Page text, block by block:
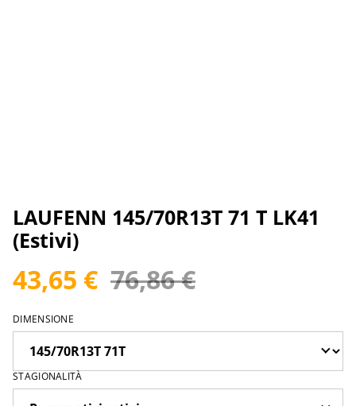
LAUFENN 145/70R13T 71 T LK41
(Estivi)
43,65 € 76,86 €
DIMENSIONE
STAGIONALITÀ